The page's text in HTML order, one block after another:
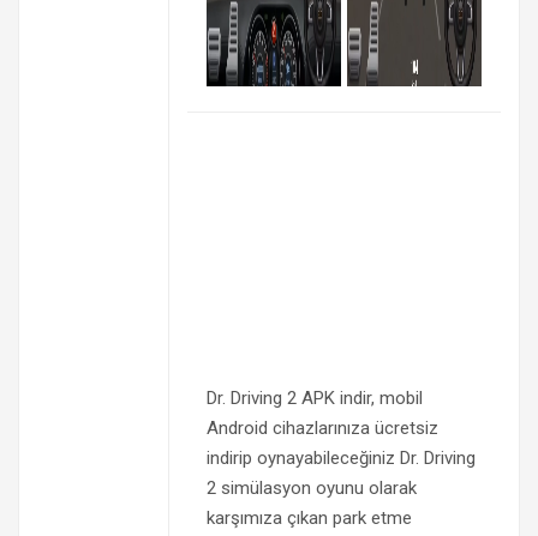
Dr. Driving 2 APK indir, mobil
Android cihazlarınıza ücretsiz
indirip oynayabileceğiniz Dr. Driving
2 simülasyon oyunu olarak
karşımıza çıkan park etme